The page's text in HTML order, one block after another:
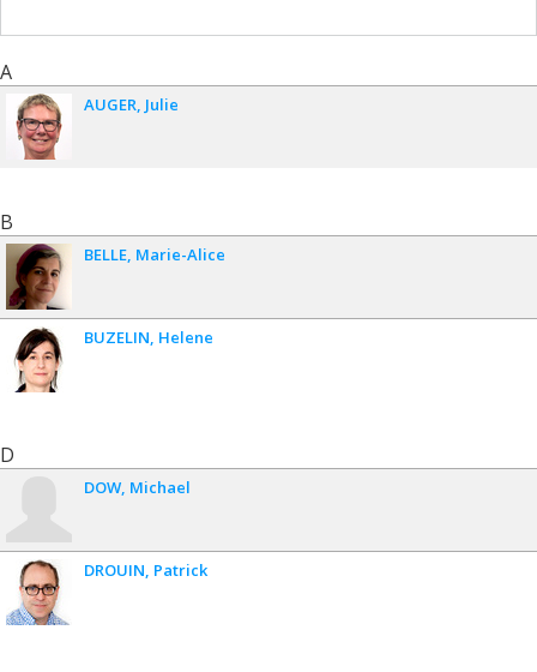
A
AUGER Julie
B
BELLE Marie-Alice
BUZELIN Helene
D
DOW Michael
DROUIN Patrick